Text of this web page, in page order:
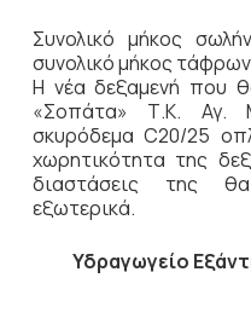
Συνολικό μήκος
συνολικό μήκος
Η νέα δεξαμενή που
«Σοπάτα» Τ.Κ. Αγ.
σκυρόδεμα C20/25
χωρητικότητα της
διαστάσεις της
εξωτερικά.
Υδραγωγείο